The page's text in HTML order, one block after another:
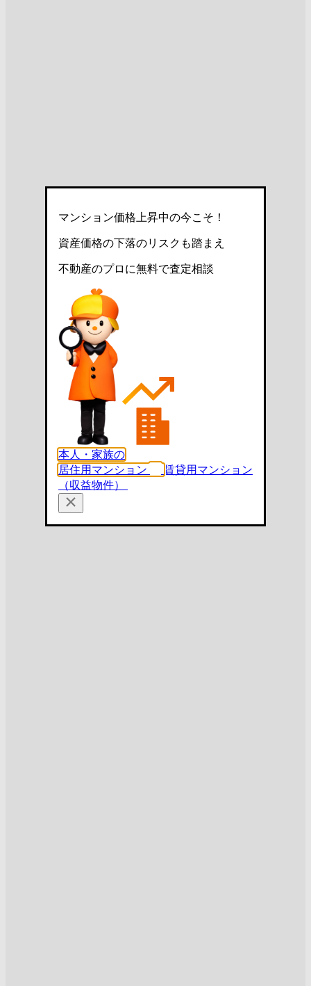
マンション価格上昇中の今こそ！
資産価格の下落のリスクも踏まえ
不動産のプロに無料で査定相談
本人・家族の
居住用マンション
賃貸用マンション
（収益物件）